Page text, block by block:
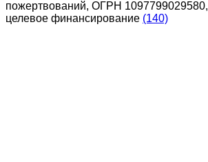
пожертвований, ОГРН 1097799029580,
целевое финансирование (140)